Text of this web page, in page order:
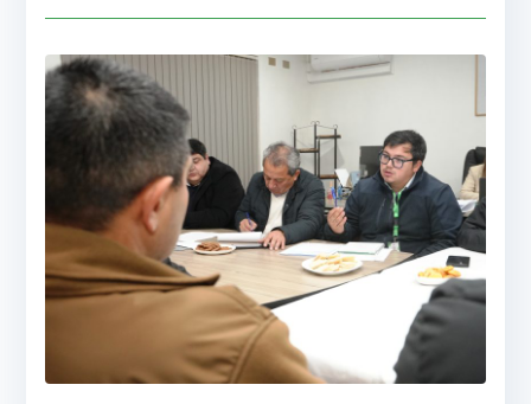
e
b
o
o
k
ts
A
p
p
s
e
n
g
er
p
a
rti
r